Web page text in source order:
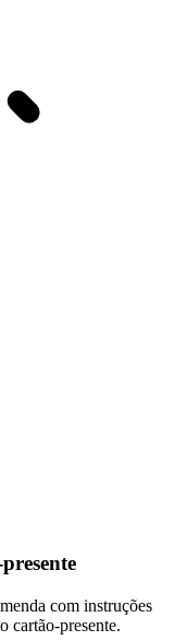
com instruções
cartão-presente.